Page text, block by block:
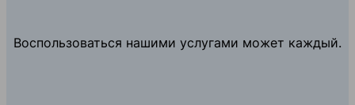
Воспользоваться нашими услугами может каждый.